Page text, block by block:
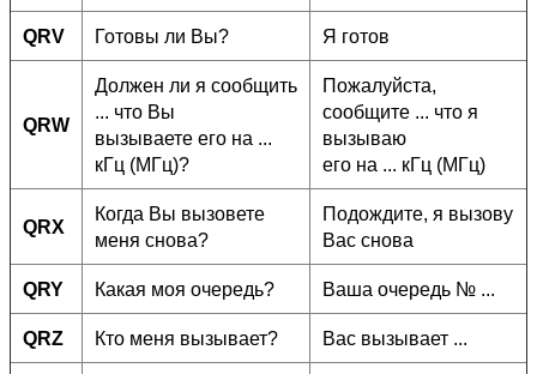
QRV Готовы ли Вы? Я готов
QRW
Должен ли я сообщить
... что Вы
вызываете его на ...
кГц (МГц)?
Пожалуйста,
сообщите ... что я
вызываю
его на ... кГц (МГц)
QRX
Когда Вы вызовете
меня снова?
Подождите, я вызову
Вас снова
QRY Какая моя очередь? Ваша очередь № ...
QRZ Кто меня вызывает? Вас вызывает ...